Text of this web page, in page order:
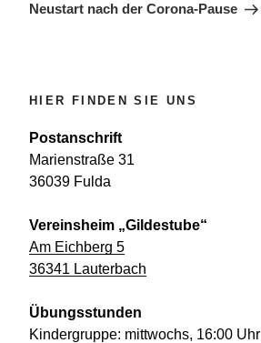
Neustart nach der Corona-Pause
HIER FINDEN SIE UNS
Postanschrift
Marienstraße 31
36039 Fulda
Vereinsheim „Gildestube“
Am Eichberg 5
36341 Lauterbach
Übungsstunden
Kindergruppe: mittwochs, 16:00 Uhr